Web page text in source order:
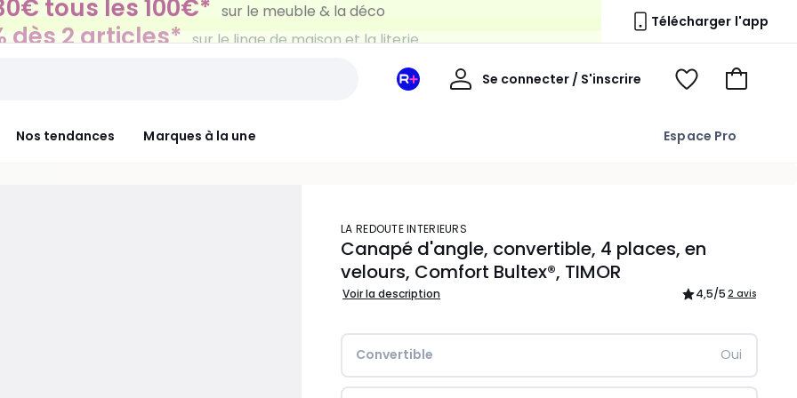
dès 2 articles* sur le linge de maison et la literie Télécharger l'app
Nos tendances Marques à la une Espace Pro
Mon
Se connecter / S'inscrire
Mon
Voir
Voir
LA REDOUTE INTERIEURS
Canapé d'angle, convertible, 4 places, en
velours, Comfort Bultex®, TIMOR
Voir la description 4,5/5 2 avis
Convertible Oui